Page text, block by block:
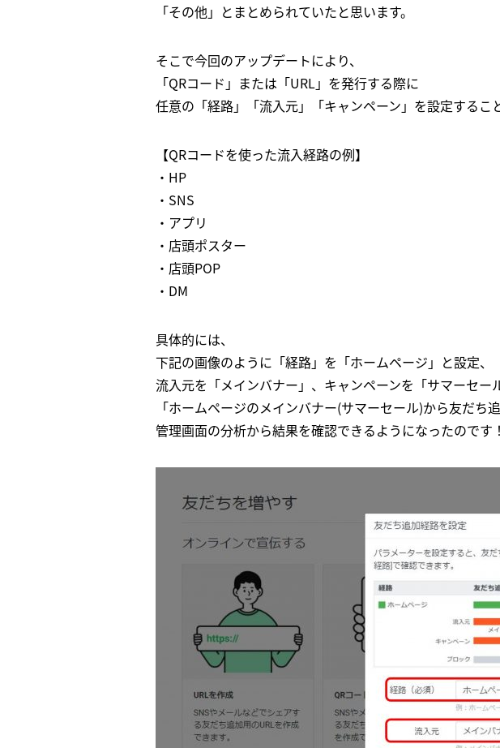
「その他」とまとめられていたと思います。
そこで今回のアップデートにより、
「QRコード」または「URL」を発行する際に
任意の「経路」「流入元」「キャンペーン」を設定するこ
【QRコードを使った流入経路の例】
・HP
・SNS
・アプリ
・店頭ポスター
・店頭POP
・DM
具体的には、
下記の画像のように「経路」を「ホームページ」と設定、
流入元を「メインバナー」、キャンペーンを「サマーセー
「ホームページのメインバナー(サマーセール)から友だち
管理画面の分析から結果を確認できるようになったのです！